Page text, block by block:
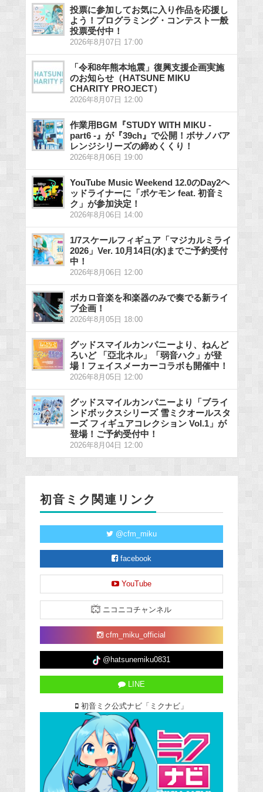
投票に参加してお気に入り作品を応援し
よう！プログラミング・コンテスト一般
投票受付中！
2026年8月07日 17:00
「令和8年熊本地震」復興支援企画実施
のお知らせ（HATSUNE MIKU
CHARITY PROJECT）
2026年8月07日 12:00
作業用BGM『STUDY WITH MIKU -
part6 -』が『39ch』で公開！ボサノバア
レンジシリーズの締めくくり！
2026年8月06日 19:00
YouTube Music Weekend 12.0のDay2ヘ
ッドライナーに「ポケモン feat. 初音ミ
ク」が参加決定！
2026年8月06日 14:00
1/7スケールフィギュア「マジカルミライ
2026」Ver. 10月14日(水)までご予約受付
中！
2026年8月06日 12:00
ボカロ音楽を和楽器のみで奏でる新ライ
ブ企画！
2026年8月05日 18:00
グッドスマイルカンパニーより、ねんど
ろいど 「亞北ネル」「弱音ハク」が登
場！フェイスメーカーコラボも開催中！
2026年8月05日 12:00
グッドスマイルカンパニーより「ブライ
ンドボックスシリーズ 雪ミクオールスタ
ーズ フィギュアコレクション Vol.1」が
登場！ご予約受付中！
2026年8月04日 12:00
初音ミク関連リンク
@cfm_miku
facebook
YouTube
ニコニコチャンネル
cfm_miku_official
@hatsunemiku0831
LINE
初音ミク公式ナビ「ミクナビ」